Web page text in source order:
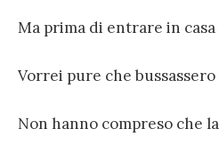
Ma prima di entrare in casa
Vorrei pure che
Non hanno compreso che